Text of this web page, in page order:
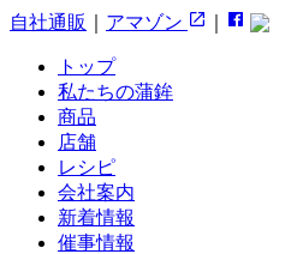
自社通販 アマゾン
トップ
私たちの蒲鉾
商品
店舗
レシピ
会社案内
新着情報
催事情報